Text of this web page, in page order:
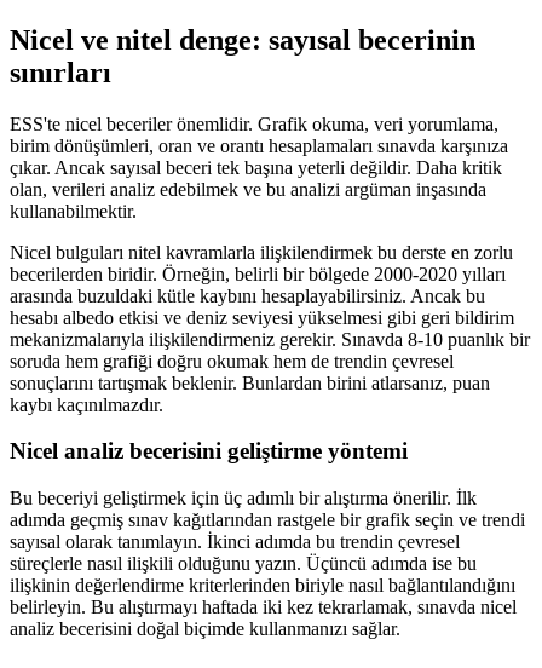
Nicel ve nitel denge: sayısal becerinin
sınırları
ESS'te nicel beceriler önemlidir. Grafik okuma, veri yorumlama,
birim dönüşümleri, oran ve orantı hesaplamaları sınavda karşınıza
çıkar. Ancak sayısal beceri tek başına yeterli değildir. Daha kritik
olan, verileri analiz edebilmek ve bu analizi argüman inşasında
kullanabilmektir.
Nicel bulguları nitel kavramlarla ilişkilendirmek bu derste en zorlu
becerilerden biridir. Örneğin, belirli bir bölgede 2000-2020 yılları
arasında buzuldaki kütle kaybını hesaplayabilirsiniz. Ancak bu
hesabı albedo etkisi ve deniz seviyesi yükselmesi gibi geri bildirim
mekanizmalarıyla ilişkilendirmeniz gerekir. Sınavda 8-10 puanlık bir
soruda hem grafiği doğru okumak hem de trendin çevresel
sonuçlarını tartışmak beklenir. Bunlardan birini atlarsanız, puan
kaybı kaçınılmazdır.
Nicel analiz becerisini geliştirme yöntemi
Bu beceriyi geliştirmek için üç adımlı bir alıştırma önerilir. İlk
adımda geçmiş sınav kağıtlarından rastgele bir grafik seçin ve trendi
sayısal olarak tanımlayın. İkinci adımda bu trendin çevresel
süreçlerle nasıl ilişkili olduğunu yazın. Üçüncü adımda ise bu
ilişkinin değerlendirme kriterlerinden biriyle nasıl bağlantılandığını
belirleyin. Bu alıştırmayı haftada iki kez tekrarlamak, sınavda nicel
analiz becerisini doğal biçimde kullanmanızı sağlar.